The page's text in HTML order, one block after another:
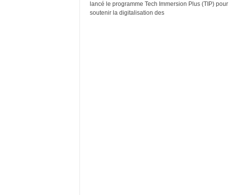
lancé le programme Tech Immersion Plus (TIP) pour
soutenir la digitalisation des